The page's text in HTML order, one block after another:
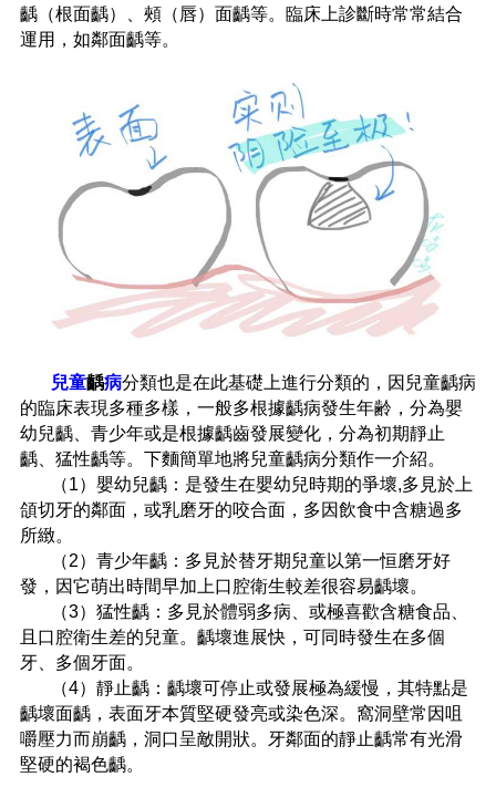
齲（根面齲）、頰（唇）面齲等。臨床上診斷時常常結合
運用，如鄰面齲等。
兒童齲病分類也是在此基礎上進行分類的，因兒童齲病
的臨床表現多種多樣，一般多根據齲病發生年齢，分為嬰
幼兒齲、青少年或是根據齲齒發展變化，分為初期靜止
齲、猛性齲等。下麵簡單地將兒童齲病分類作一介紹。
（1） 嬰幼兒齲：是發生在嬰幼兒時期的爭壞,多見於上
頜切牙的鄰面，或乳磨牙的咬合面，多因飲食中含糖過多
所緻。
（2） 青少年齲： 多見於替牙期兒童以第一恒磨牙好
發，因它萌出時間早加上口腔衛生較差很容易齲壞。
（3） 猛性齲：多見於體弱多病、或極喜歡含糖食品、
且口腔衛生差的兒童。 齲壞進展快，可同時發生在多個
牙、多個牙面。
（4） 靜止齲： 齲壞可停止或發展極為緩慢，其特點是
齲壞面齲，表面牙本質堅硬發亮或染色深。窩洞壁常因咀
嚼壓力而崩齲，洞口呈敵開狀。牙鄰面的靜止齲常有光滑
堅硬的褐色齲。